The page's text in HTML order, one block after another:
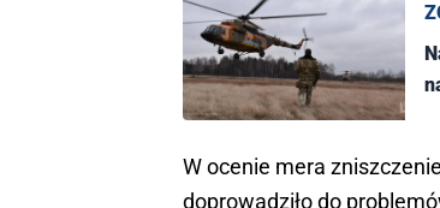
W ocenie mera
doprowadziło do